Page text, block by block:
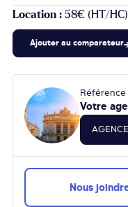
Location : 58€ (HT/
Ajouter au comparateur
Votre
Nous